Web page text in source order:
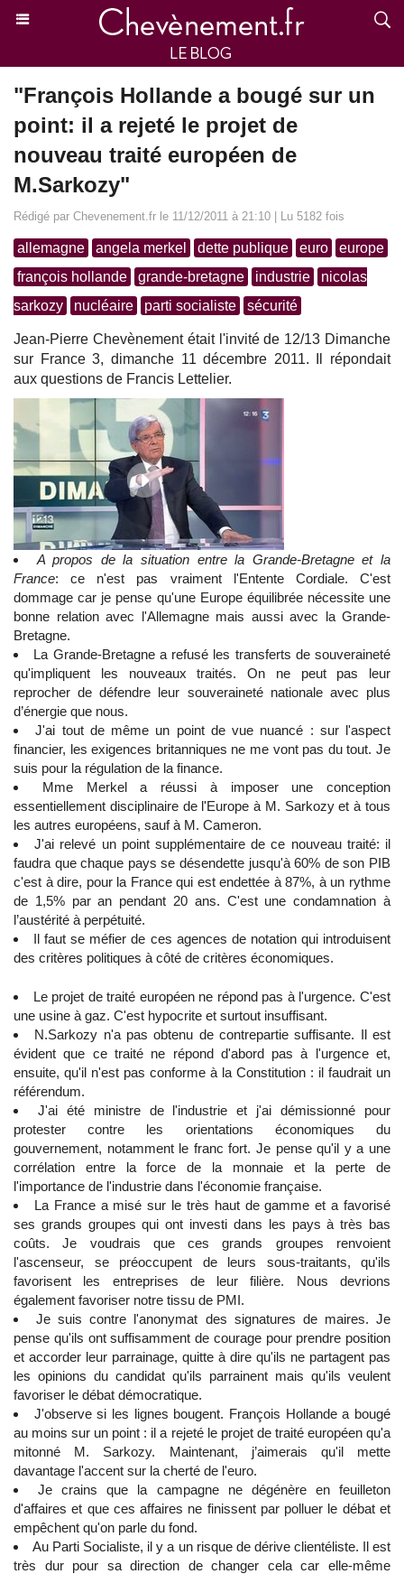
"François Hollande a bougé sur un
point: il a rejeté le projet de
nouveau traité européen de
M.Sarkozy"
Rédigé par Chevenement.fr le 11/12/2011 à 21:10 | Lu 5182 fois
allemagne angela merkel dette publique euro
europe
françois hollande
grande-bretagne industrie
nicolas
sarkozy
nucléaire parti socialiste sécurité
Jean-Pierre Chevènement était l'invité de 12/13 Dimanche
sur France 3, dimanche 11 décembre 2011. Il répondait
aux questions de Francis Lettelier.
A propos de la situation entre la Grande-Bretagne et la
France: ce n'est pas vraiment l'Entente Cordiale. C'est
dommage car je pense qu'une Europe équilibrée nécessite une
bonne relation avec l'Allemagne mais aussi avec la Grande-
Bretagne.
La Grande-Bretagne a refusé les transferts de souveraineté
qu'impliquent les nouveaux traités. On ne peut pas leur
reprocher de défendre leur souveraineté nationale avec plus
d’énergie que nous.
J'ai tout de même un point de vue nuancé : sur l'aspect
financier, les exigences britanniques ne me vont pas du tout. Je
suis pour la régulation de la finance.
Mme Merkel a réussi à imposer une conception
essentiellement disciplinaire de l'Europe à M. Sarkozy et à tous
les autres européens, sauf à M. Cameron.
J'ai relevé un point supplémentaire de ce nouveau traité: il
faudra que chaque pays se désendette jusqu'à 60% de son PIB
c'est à dire, pour la France qui est endettée à 87%, à un rythme
de 1,5% par an pendant 20 ans. C'est une condamnation à
l’austérité à perpétuité.
Il faut se méfier de ces agences de notation qui introduisent
des critères politiques à côté de critères économiques.
Le projet de traité européen ne répond pas à l'urgence. C'est
une usine à gaz. C'est hypocrite et surtout insuffisant.
N.Sarkozy n'a pas obtenu de contrepartie suffisante. Il est
évident que ce traité ne répond d'abord pas à l'urgence et,
ensuite, qu'il n'est pas conforme à la Constitution : il faudrait un
référendum.
J'ai été ministre de l'industrie et j'ai démissionné pour
protester contre les orientations économiques du
gouvernement, notamment le franc fort. Je pense qu'il y a une
corrélation entre la force de la monnaie et la perte de
l'importance de l'industrie dans l'économie française.
La France a misé sur le très haut de gamme et a favorisé
ses grands groupes qui ont investi dans les pays à très bas
coûts. Je voudrais que ces grands groupes renvoient
l'ascenseur, se préoccupent de leurs sous-traitants, qu'ils
favorisent les entreprises de leur filière. Nous devrions
également favoriser notre tissu de PMI.
Je suis contre l'anonymat des signatures de maires. Je
pense qu'ils ont suffisamment de courage pour prendre position
et accorder leur parrainage, quitte à dire qu'ils ne partagent pas
les opinions du candidat qu'ils parrainent mais qu'ils veulent
favoriser le débat démocratique.
J'observe si les lignes bougent. François Hollande a bougé
au moins sur un point : il a rejeté le projet de traité européen qu'a
mitonné M. Sarkozy. Maintenant, j’aimerais qu'il mette
davantage l'accent sur la cherté de l'euro.
Je crains que la campagne ne dégénère en feuilleton
d'affaires et que ces affaires ne finissent par polluer le débat et
empêchent qu'on parle du fond.
Au Parti Socialiste, il y a un risque de dérive clientéliste. Il est
très dur pour sa direction de changer cela car elle-même